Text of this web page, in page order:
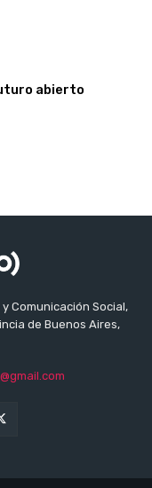
abierto
Comunicación Social,
de Buenos Aires,